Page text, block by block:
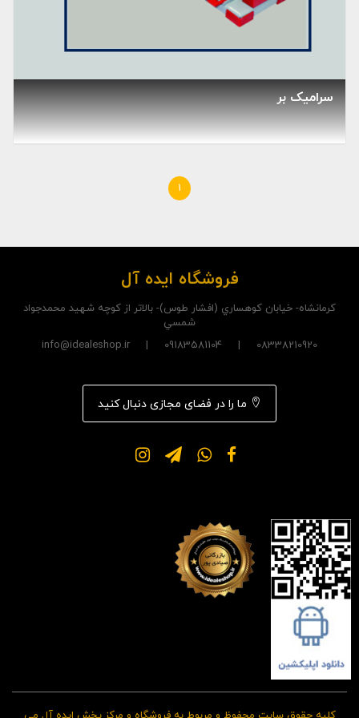
سرامیک بر
1
فروشگاه ایده آل
کرمانشاه- خيابان کوهساري (افشار طوس)- بالاتر از کوچه شهيد محمدجواد
شمسي
08338210920 | 09183581104 | info@idealeshop.ir
ما را در فضای مجازی دنبال کنید